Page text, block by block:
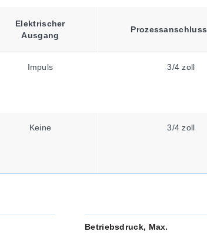
Elektrischer
Ausgang
Impuls 3/4 zoll
Keine 3/4 zoll
Betriebsdruck, Max.